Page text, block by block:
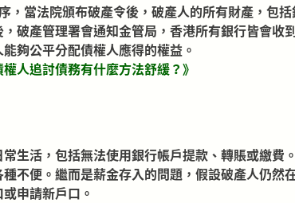
，當法院頒布破產令後，破產人的所有財產，包
破產管理署會通知金管局，香港所有銀行皆會
夠公平分配債權人應得的權益。
人追討債務有什麼方法舒緩？》
生活，包括無法使用銀行帳戶提款、轉賬或繳
不便。繼而是薪金存入的問題，假設破產人仍
申請新戶口。